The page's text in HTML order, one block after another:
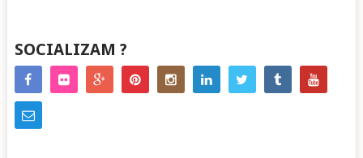
SOCIALIZAM ?